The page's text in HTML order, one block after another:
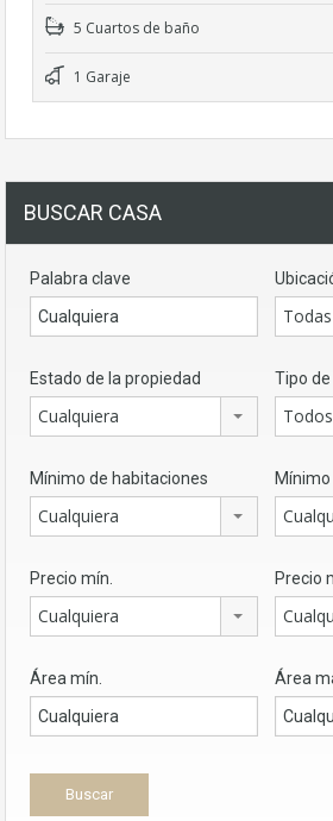
5 Cuartos de baño
1 Garaje
BUSCAR CASA
Palabra clave
Estado de la propiedad
Cualquiera
Tipo
Mínimo de habitaciones
Cualquiera
Mínimo
Precio mín.
Cualquiera
Precio
Área mín. Área